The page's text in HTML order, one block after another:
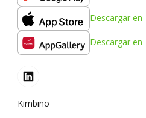
Descargar en
Descargar en
Kimbino